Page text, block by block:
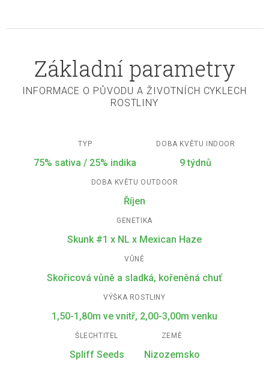
Základní parametry
INFORMACE O PŮVODU A ŽIVOTNÍCH CYKLECH
ROSTLINY
TYP
75% sativa / 25% indika
DOBA KVĚTU INDOOR
9 týdnů
DOBA KVĚTU OUTDOOR
Říjen
GENETIKA
Skunk #1 x NL x Mexican Haze
VŮNĚ
Skořicová vůně a sladká, kořeněná chuť
VÝŠKA ROSTLINY
1,50-1,80m ve vnitř, 2,00-3,00m venku
ŠLECHTITEL
Spliff Seeds
ZEMĚ
Nizozemsko